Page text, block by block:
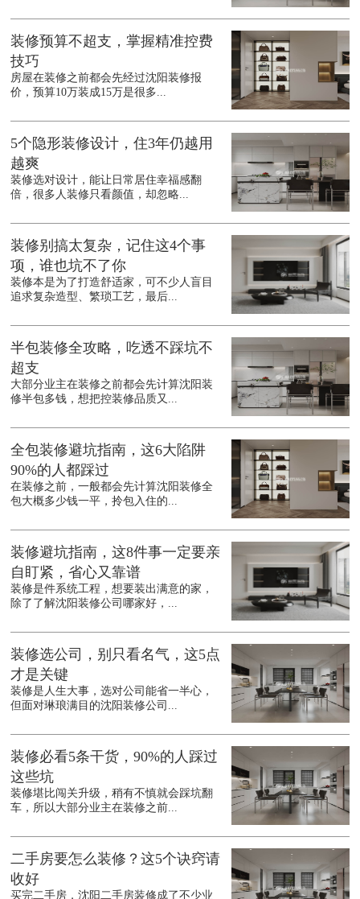
装修预算不超支，掌握精准控费
技巧
房屋在装修之前都会先经过沈阳装修报
价，预算10万装成15万是很多...
5个隐形装修设计，住3年仍越用
越爽
装修选对设计，能让日常居住幸福感翻
倍，很多人装修只看颜值，却忽略...
装修别搞太复杂，记住这4个事
项，谁也坑不了你
装修本是为了打造舒适家，可不少人盲目
追求复杂造型、繁琐工艺，最后...
半包装修全攻略，吃透不踩坑不
超支
大部分业主在装修之前都会先计算沈阳装
修半包多钱，想把控装修品质又...
全包装修避坑指南，这6大陷阱
90%的人都踩过
在装修之前，一般都会先计算沈阳装修全
包大概多少钱一平，拎包入住的...
装修避坑指南，这8件事一定要亲
自盯紧，省心又靠谱
装修是件系统工程，想要装出满意的家，
除了了解沈阳装修公司哪家好，...
装修选公司，别只看名气，这5点
才是关键
装修是人生大事，选对公司能省一半心，
但面对琳琅满目的沈阳装修公司...
装修必看5条干货，90%的人踩过
这些坑
装修堪比闯关升级，稍有不慎就会踩坑翻
车，所以大部分业主在装修之前...
二手房要怎么装修？这5个诀窍请
收好
买完二手房，沈阳二手房装修成了不少业